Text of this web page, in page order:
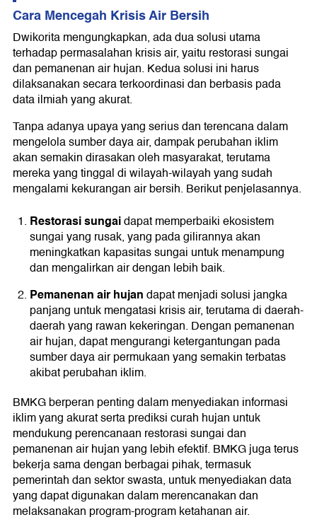
Cara Mencegah Krisis Air Bersih
Dwikorita mengungkapkan, ada dua solusi utama
terhadap permasalahan krisis air, yaitu restorasi sungai
dan pemanenan air hujan. Kedua solusi ini harus
dilaksanakan secara terkoordinasi dan berbasis pada
data ilmiah yang akurat.
Tanpa adanya upaya yang serius dan terencana dalam
mengelola sumber daya air, dampak perubahan iklim
akan semakin dirasakan oleh masyarakat, terutama
mereka yang tinggal di wilayah-wilayah yang sudah
mengalami kekurangan air bersih. Berikut penjelasannya.
Restorasi sungaidapat memperbaiki ekosistem
sungai yang rusak, yang pada gilirannya akan
meningkatkan kapasitas sungai untuk menampung
dan mengalirkan air dengan lebih baik.
Pemanenan air hujandapat menjadi solusi jangka
panjang untuk mengatasi krisis air, terutama di daerah-
daerah yang rawan kekeringan. Dengan pemanenan
air hujan, dapat mengurangi ketergantungan pada
sumber daya air permukaan yang semakin terbatas
akibat perubahan iklim.
BMKG berperan penting dalam menyediakan informasi
iklim yang akurat serta prediksi curah hujan untuk
mendukung perencanaan restorasi sungai dan
pemanenan air hujan yang lebih efektif. BMKG juga terus
bekerja sama dengan berbagai pihak, termasuk
pemerintah dan sektor swasta, untuk menyediakan data
yang dapat digunakan dalam merencanakan dan
melaksanakan program-program ketahanan air.